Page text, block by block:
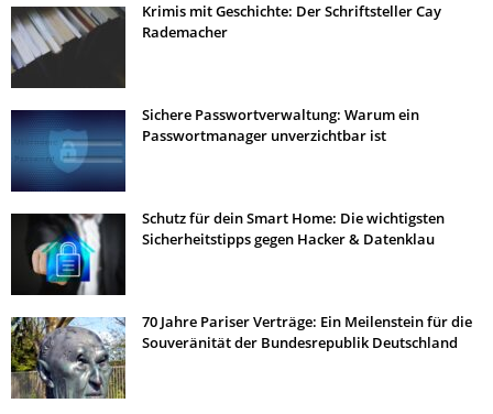
Krimis mit Geschichte: Der Schriftsteller Cay
Rademacher
Sichere Passwortverwaltung: Warum ein
Passwortmanager unverzichtbar ist
Schutz für dein Smart Home: Die wichtigsten
Sicherheitstipps gegen Hacker & Datenklau
70 Jahre Pariser Verträge: Ein Meilenstein für die
Souveränität der Bundesrepublik Deutschland